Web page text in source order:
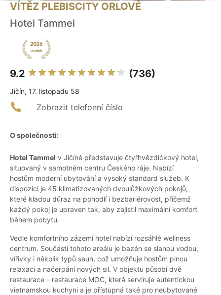
VÍTĚZ PLEBISCITY ORLOVÉ
Hotel Tammel
9.2 (736)
Jičín, 17. listopadu 58
Zobrazit telefonní číslo
O společnosti:
Hotel Tammel v Jičíně představuje čtyřhvězdičkový hotel,
situovaný v samotném centru Českého ráje. Nabízí
hostům moderní ubytování a vysoký standard služeb. K
dispozici je 45 klimatizovaných dvoulůžkových pokojů,
které kladou důraz na pohodlí i bezbariérovost, přičemž
každý pokoj je upraven tak, aby zajistil maximální komfort
během pobytu.
Vedle komfortního zázemí hotel nabízí rozsáhlé wellness
centrum. Součástí tohoto areálu je bazén se slanou vodou,
vířivky i několik typů saun, což umožňuje hostům plnou
relaxaci a načerpání nových sil. V objektu působí dvě
restaurace – restaurace MOC, která servíruje autentickou
vietnamskou kuchyni a je přístupná také pro neubytované